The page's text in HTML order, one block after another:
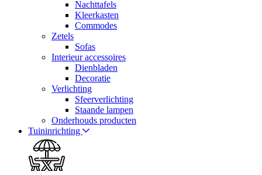
Nachttafels
Kleerkasten
Commodes
Zetels
Sofas
Interieur accessoires
Dienbladen
Decoratie
Verlichting
Sfeerverlichting
Staande lampen
Onderhouds producten
Tuininrichting